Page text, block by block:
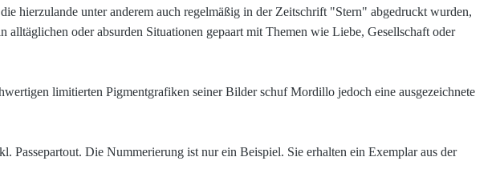
hierzulande unter anderem auch regelmäßig in der Zeitschrift "Stern" abgedruckt wurden,
oder absurden Situationen gepaart mit Themen wie Liebe, Gesellschaft oder
limitierten Pigmentgrafiken seiner Bilder schuf Mordillo jedoch eine ausgezeichnete
Passepartout. Die Nummerierung ist nur ein Beispiel. Sie erhalten ein Exemplar aus der